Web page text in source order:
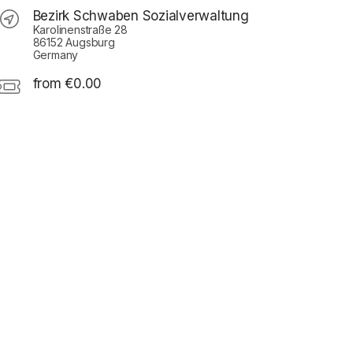
Bezirk Schwaben Sozialverwaltung
Karolinenstraße 28
86152 Augsburg
Germany
from €0.00